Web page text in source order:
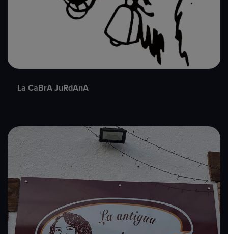
La CaBrA JuRdAnA